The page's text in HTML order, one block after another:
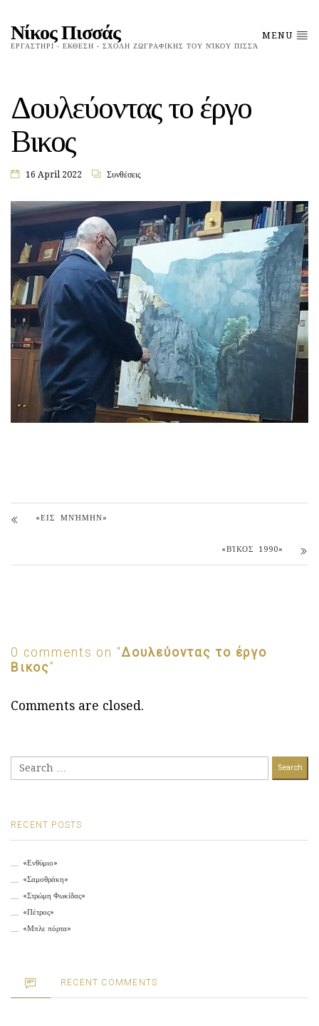
Νίκος Πισσάς
ΕΡΓΑΣΤΗΡΙ - ΕΚΘΕΣΗ - ΣΧΟΛΗ ΖΩΓΡΑΦΙΚΗΣ ΤΟΥ ΝΊΚΟΥ ΠΙΣΣΆ
MENU
Δουλεύοντας το έργο
Βικος
16 April 2022 Συνθέσεις
«ΕΙΣ ΜΝΉΜΗΝ»
«ΒΊΚΟΣ 1990»
0 comments on “Δουλεύοντας το έργο
Βικος”
Comments are closed.
for:
RECENT POSTS
«Ενθύμιο»
«Σαμοθράκη»
«Στρώμη Φωκίδας»
«Πέτρος»
«Μπλε πόρτα»
RECENT COMMENTS